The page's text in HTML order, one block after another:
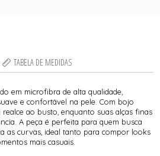
TABELA DE MEDIDAS
em microfibra de alta qualidade,
e confortável na pele. Com bojo
ao busto, enquanto suas alças finas
A peça é perfeita para quem busca
as curvas, ideal tanto para compor looks
mais casuais.